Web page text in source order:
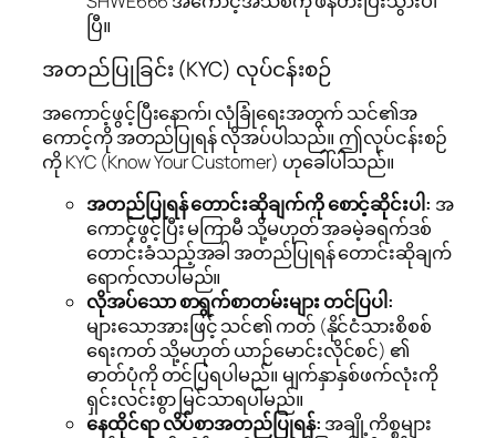
ပြီ။
အတည်ပြုခြင်း (KYC) လုပ်ငန်းစဉ်
အကောင့်ဖွင့်ပြီးနောက်၊ လုံခြုံရေးအတွက် သင်၏အ
ကောင့်ကို အတည်ပြုရန် လိုအပ်ပါသည်။ ဤလုပ်ငန်းစဉ်
ကို KYC (Know Your Customer) ဟုခေါ်ပါသည်။
အတည်ပြုရန် တောင်းဆိုချက်ကို စောင့်ဆိုင်းပါ: အ
ကောင့်ဖွင့်ပြီး မကြာမီ သို့မဟုတ် အခမဲ့ခရက်ဒစ်
တောင်းခံသည့်အခါ အတည်ပြုရန် တောင်းဆိုချက်
ရောက်လာပါမည်။
လိုအပ်သော စာရွက်စာတမ်းများ တင်ပြပါ:
များသောအားဖြင့် သင်၏ ကတ် (နိုင်ငံသားစိစစ်
ရေးကတ် သို့မဟုတ် ယာဉ်မောင်းလိုင်စင်) ၏
ဓာတ်ပုံကို တင်ပြရပါမည်။ မျက်နှာနှစ်ဖက်လုံးကို
ရှင်းလင်းစွာ မြင်သာရပါမည်။
နေထိုင်ရာ လိပ်စာအတည်ပြုရန်: အချို့ကိစ္စများ